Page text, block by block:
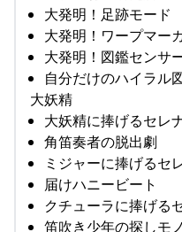
大発明！足跡モード
大発明！ワープマー
大発明！図鑑センサ
自分だけのハイラル
大妖精
大妖精に捧げるセレ
角笛奏者の脱出劇
ミジャーに捧げるセ
届けハニービート
クチューラに捧げる
笛吹き少年の探しモノ